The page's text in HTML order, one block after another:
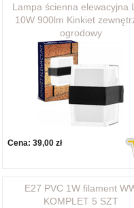
Lampa ścienna elewacyjna
10W 900lm Kinkiet
ogrodowy
Cena: 39,00 zł
E27 PVC 1W filament
KOMPLET 5 SZT